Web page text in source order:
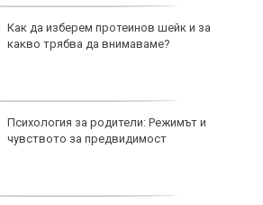
Как да изберем протеинов шейк и за
какво трябва да внимаваме?
Психология за родители: Режимът и
чувството за предвидимост